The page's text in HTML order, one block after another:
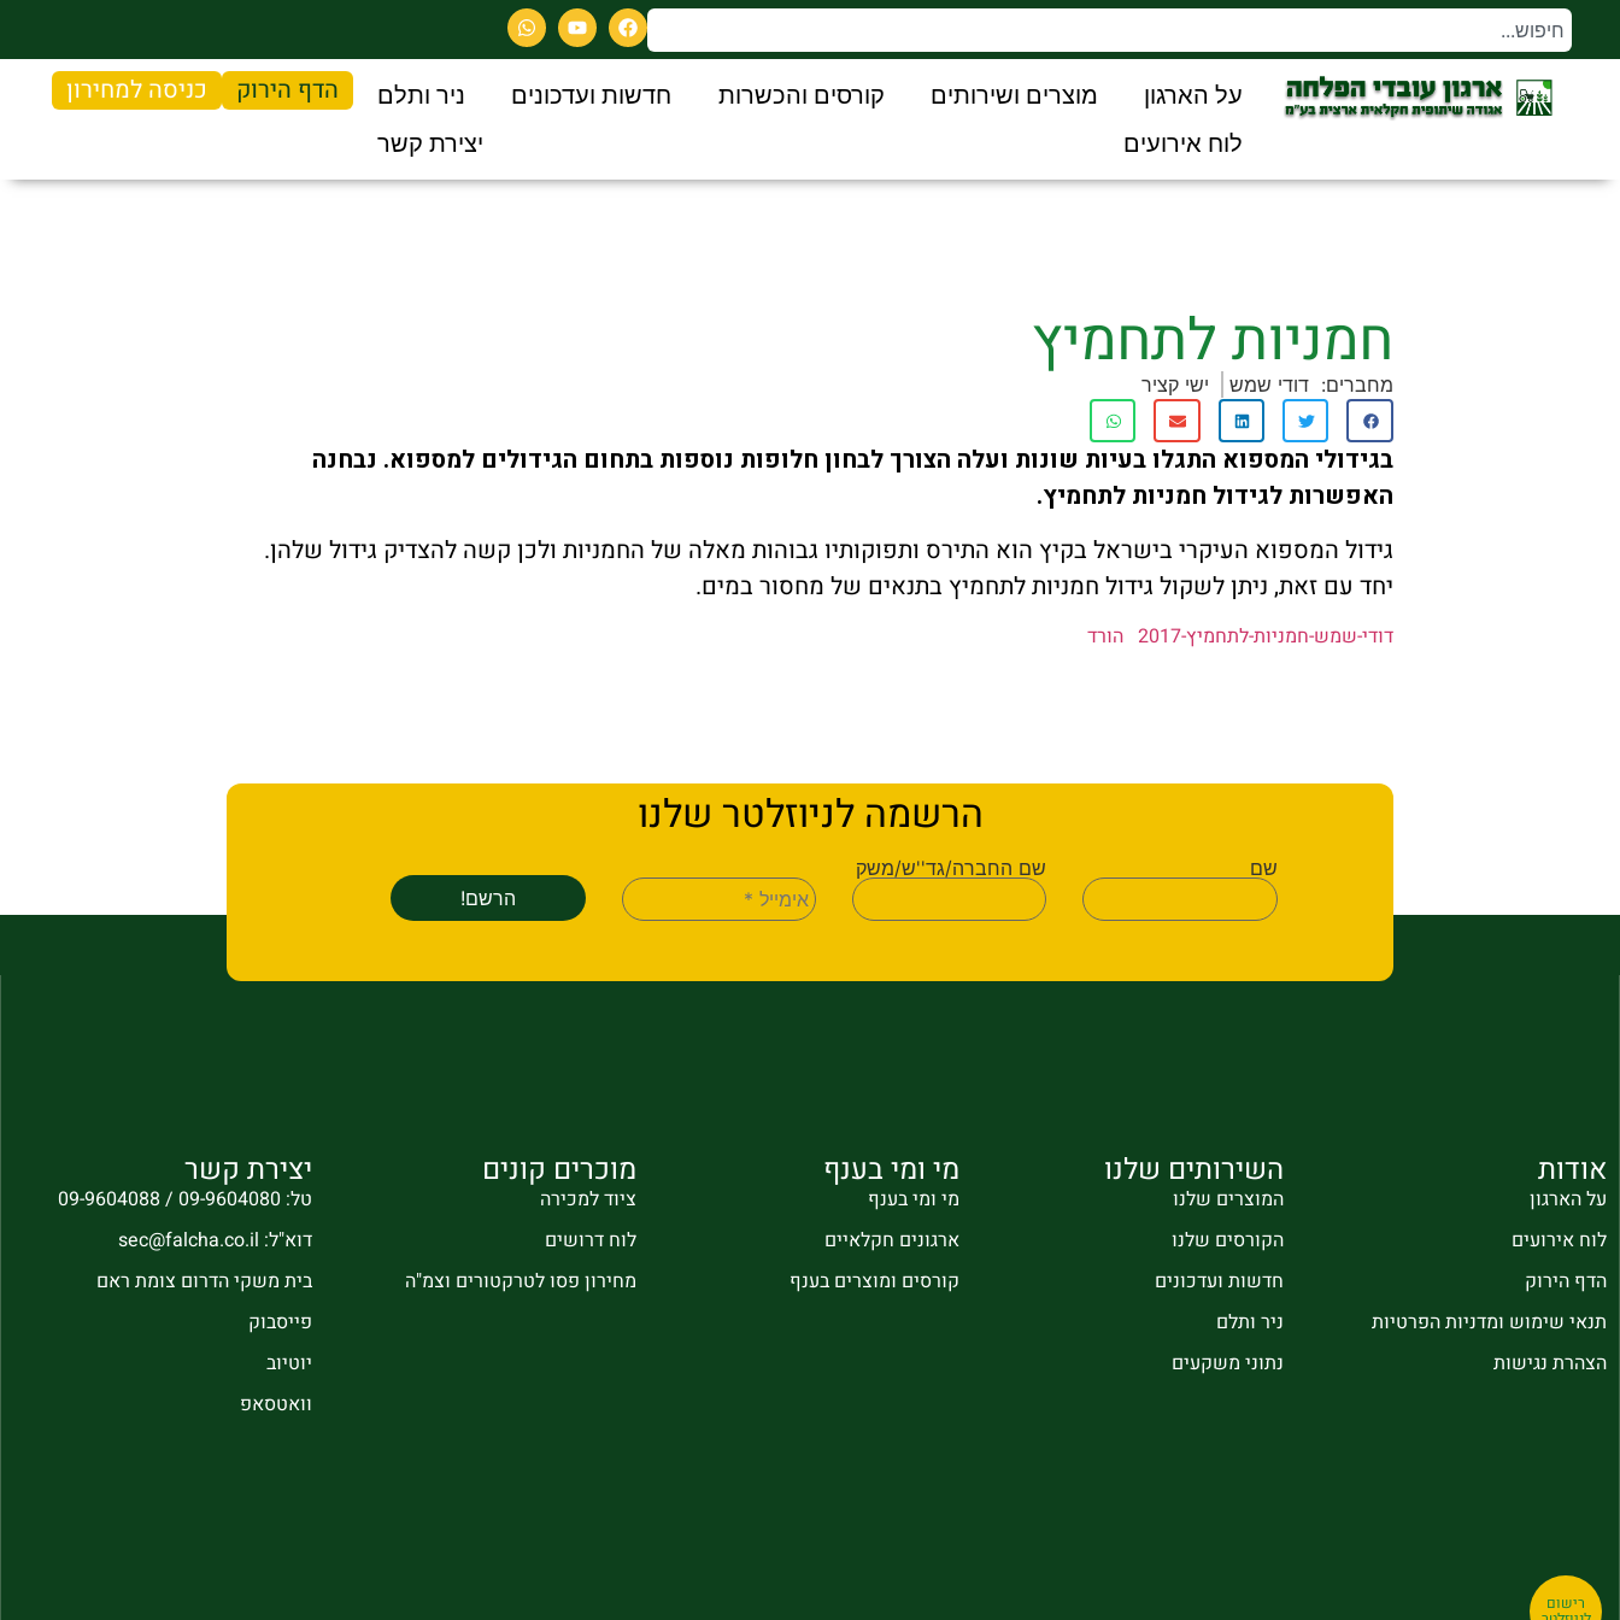
על הארגון מוצרים ושירותים קורסים והכשרות חדשות ועדכונים
ניר ותלם
לוח אירועים
יצירת קשר
הדף הירוק כניסה למחירון
חמניות לתחמיץ
מחברים: דודי שמש ישי קציר
בגידולי המספוא התגלו בעיות שונות ועלה הצורך לבחון חלופות נוספות בתחום הגידולים למספוא. נבחנה
האפשרות לגידול חמניות לתחמיץ.
גידול המספוא העיקרי בישראל בקיץ הוא התירס ותפוקותיו גבוהות מאלה של החמניות ולכן קשה להצדיק גידול שלהן.
יחד עם זאת, ניתן לשקול גידול חמניות לתחמיץ בתנאים של מחסור במים.
דודי-שמש-חמניות-לתחמיץ-2017 הורד
הרשמה לניוזלטר שלנו
שם שם החברה/גד''ש/משק
אודות
על הארגון
לוח אירועים
הדף הירוק
תנאי שימוש ומדניות הפרטיות
הצהרת נגישות
השירותים שלנו
המוצרים שלנו
הקורסים שלנו
חדשות ועדכונים
ניר ותלם
נתוני משקעים
מי ומי בענף
מי ומי בענף
ארגונים חקלאיים
קורסים ומוצרים בענף
מוכרים קונים
ציוד למכירה
לוח דרושים
מחירון פסו לטרקטורים וצמ"ה
יצירת קשר
טל: 09-9604080 / 09-9604088
דוא"ל: sec@falcha.co.il
בית משקי הדרום צומת ראם
פייסבוק
יוטיוב
וואטסאפ
רישום